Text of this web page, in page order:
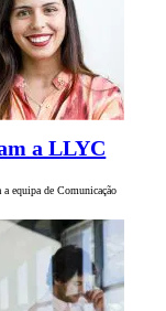
a LLYC
equipa de Comunicação